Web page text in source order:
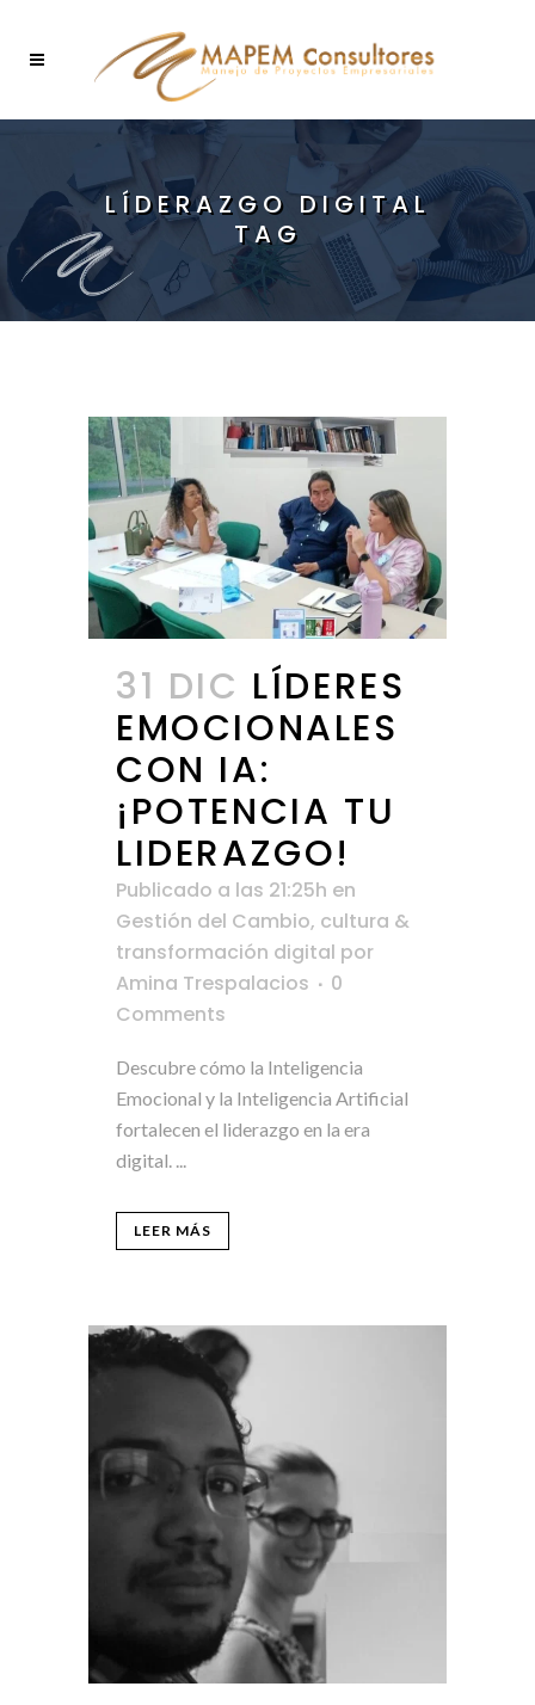
LÍDERAZGO DIGITAL
TAG
31 DIC LÍDERES
EMOCIONALES
CON IA:
¡POTENCIA TU
LIDERAZGO!
Publicado a las 21:25h en
Gestión del Cambio, cultura &
transformación digital por
Amina Trespalacios
0
Comments
Descubre cómo la Inteligencia
Emocional y la Inteligencia Artificial
fortalecen el liderazgo en la era
digital. ...
LEER MÁS